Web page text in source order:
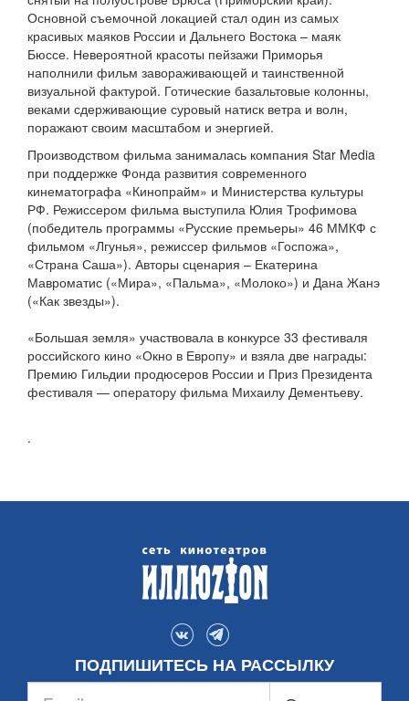
Основной съемочной локацией стал один из самых
красивых маяков России и Дальнего Востока – маяк
Бюссе. Невероятной красоты пейзажи Приморья
наполнили фильм завораживающей и таинственной
визуальной фактурой. Готические базальтовые колонны,
веками сдерживающие суровый натиск ветра и волн,
поражают своим масштабом и энергией.
Производством фильма занималась компания Star Media
при поддержке Фонда развития современного
кинематографа «Кинопрайм» и Министерства культуры
РФ. Режиссером фильма выступила Юлия Трофимова
(победитель программы «Русские премьеры» 46 ММКФ с
фильмом «Лгунья», режиссер фильмов «Госпожа»,
«Страна Саша»). Авторы сценария – Екатерина
Мавроматис («Мира», «Пальма», «Молоко») и Дана Жанэ
(«Как звезды»).
«Большая земля» участвовала в конкурсе 33 фестиваля
российского кино «Окно в Европу» и взяла две награды:
Премию Гильдии продюсеров России и Приз Президента
фестиваля — оператору фильма Михаилу Дементьеву.
.
ПОДПИШИТЕСЬ НА РАССЫЛКУ